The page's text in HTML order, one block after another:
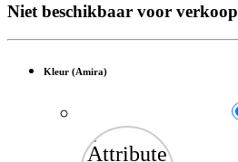
Niet beschikbaar voor verkoop
Kleur (Amira)